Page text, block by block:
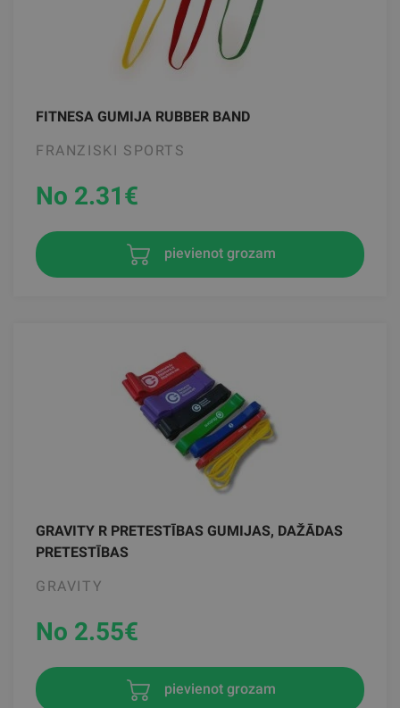
FITNESA GUMIJA RUBBER BAND
FRANZISKI SPORTS
No 2.31€
pievienot grozam
GRAVITY R PRETESTĪBAS GUMIJAS, DAŽĀDAS
PRETESTĪBAS
GRAVITY
No 2.55€
pievienot grozam